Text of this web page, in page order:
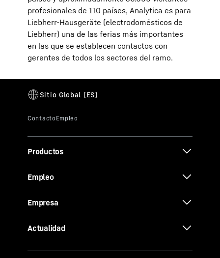
profesionales de 110 países, Analytica es para
Liebherr-Hausgeräte (electrodomésticos de
Liebherr) una de las ferias más importantes
en las que se establecen contactos con
gerentes de todos los sectores del ramo.
Productos
Empleo
Empresa
Actualidad